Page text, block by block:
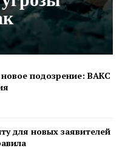
подозрение: ВАКС
для новых заявителей